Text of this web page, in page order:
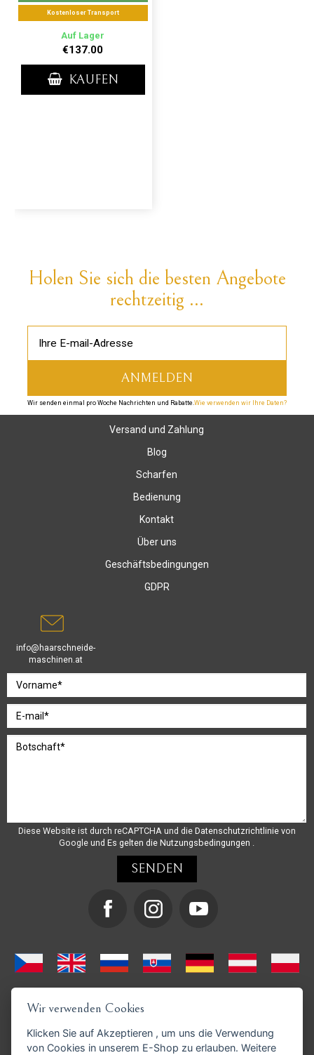
Kostenloser Transport
Auf Lager
€137.00
KAUFEN
Holen Sie sich die besten Angebote
rechtzeitig ...
Wir senden einmal pro Woche Nachrichten und Rabatte.Wie verwenden wir Ihre Daten?
Versand und Zahlung
Blog
Scharfen
Bedienung
Kontakt
Über uns
Geschäftsbedingungen
GDPR
info@haarschneide-
maschinen.at
Diese Website ist durch reCAPTCHA und die Datenschutzrichtlinie von
Google und Es gelten die Nutzungsbedingungen .
Wir verwenden Cookies
Klicken Sie auf Akzeptieren , um uns die Verwendung
von Cookies in unserem E-Shop zu erlauben. Weitere